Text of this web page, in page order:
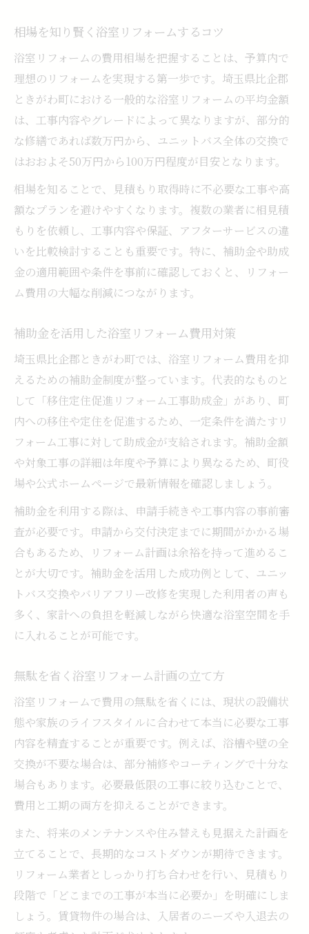
話
子育て世代向け浴室リフォームのポイント
移住促進助成金で浴室リフォームを叶える
方法
浴室リフォーム費用を抑える家族向けアイ
デア
空き家の浴室リフォーム実践的な進め方
埼玉の制度で浴室改善をお得に実現する方法
埼玉の補助金制度で浴室リフォームを賢く
浴室リフォーム費用を抑える埼玉の活用策
省エネ補助金で浴室リフォームをお得に進
める
浴室リフォームと埼玉県の助成制度活用法
制度を活かした浴室リフォーム費用節約術
浴室リフォーム費用比較で納得の選択をす
複数見積もりで浴室リフォーム費用を最適
化
安心して任せる浴室リフォーム業者の選び
方
見積もりを活用した浴室リフォーム費用削
減術
浴室リフォームの費用透明化で後悔しない
方法
相場を知り賢く浴室リフォームするコツ
浴室リフォームの費用相場を把握することは、予算内で
理想のリフォームを実現する第一歩です。埼玉県比企郡
ときがわ町における一般的な浴室リフォームの平均金額
は、工事内容やグレードによって異なりますが、部分的
な修繕であれば数万円から、ユニットバス全体の交換で
はおおよそ50万円から100万円程度が目安となります。
相場を知ることで、見積もり取得時に不必要な工事や高
額なプランを避けやすくなります。複数の業者に相見積
もりを依頼し、工事内容や保証、アフターサービスの違
いを比較検討することも重要です。特に、補助金や助成
金の適用範囲や条件を事前に確認しておくと、リフォー
ム費用の大幅な削減につながります。
補助金を活用した浴室リフォーム費用対策
埼玉県比企郡ときがわ町では、浴室リフォーム費用を抑
えるための補助金制度が整っています。代表的なものと
して「移住定住促進リフォーム工事助成金」があり、町
内への移住や定住を促進するため、一定条件を満たすリ
フォーム工事に対して助成金が支給されます。補助金額
や対象工事の詳細は年度や予算により異なるため、町役
場や公式ホームページで最新情報を確認しましょう。
補助金を利用する際は、申請手続きや工事内容の事前審
査が必要です。申請から交付決定までに期間がかかる場
合もあるため、リフォーム計画は余裕を持って進めるこ
とが大切です。補助金を活用した成功例として、ユニッ
トバス交換やバリアフリー改修を実現した利用者の声も
多く、家計への負担を軽減しながら快適な浴室空間を手
に入れることが可能です。
無駄を省く浴室リフォーム計画の立て方
浴室リフォームで費用の無駄を省くには、現状の設備状
態や家族のライフスタイルに合わせて本当に必要な工事
内容を精査することが重要です。例えば、浴槽や壁の全
交換が不要な場合は、部分補修やコーティングで十分な
場合もあります。必要最低限の工事に絞り込むことで、
費用と工期の両方を抑えることができます。
また、将来のメンテナンスや住み替えも見据えた計画を
立てることで、長期的なコストダウンが期待できます。
リフォーム業者としっかり打ち合わせを行い、見積もり
段階で「どこまでの工事が本当に必要か」を明確にしま
しょう。賃貸物件の場合は、入居者のニーズや入退去の